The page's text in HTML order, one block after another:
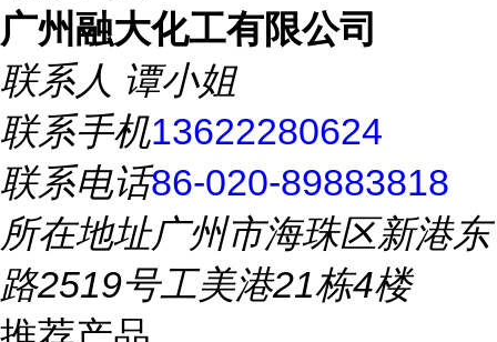
广州融大化工有限公司
联系人 谭小姐
联系手机13622280624
联系电话86-020-89883818
所在地址广州市海珠区新港东
路2519号工美港21栋4楼